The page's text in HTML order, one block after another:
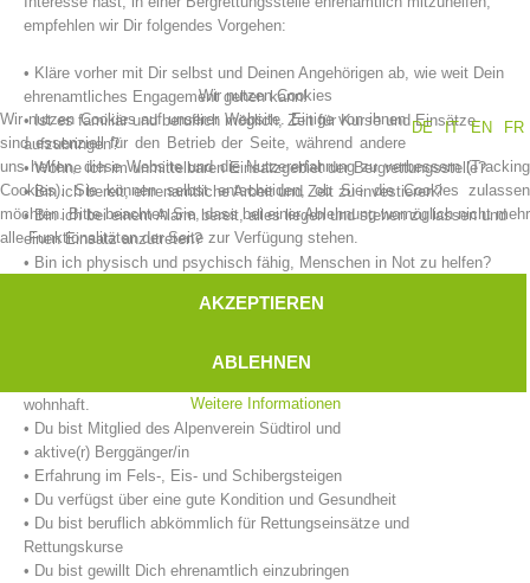
Bergrettungsstellen
empfehlen wir Dir folgendes Vorgehen:
• Kläre vorher mit Dir selbst und Deinen Angehörigen ab, wie weit Dein
ehrenamtliches Engagement gehen kann!
• Ist es familiär und beruflich möglich, Zeit für Kurse und Einsätze
aufzubringen?
• Wohne ich im unmittelbaren Einsatzgebiet der Bergrettungsstelle?
• Bin ich bereit, ehrenamtliche Arbeit und Zeit zu investieren?
• Bin ich bei einem Alarm bereit, alles liegen und stehen zu lassen und
einen Einsatz anzutreten?
• Bin ich physisch und psychisch fähig, Menschen in Not zu helfen?
Unsere Anforderungen an eine/n Bergretter/in:
• Du hast das 18. Lebensjahr vollendet.
wohnhaft.
• Du bist Mitglied des Alpenverein Südtirol und
• aktive(r) Berggänger/in
• Erfahrung im Fels-, Eis- und Schibergsteigen
• Du verfügst über eine gute Kondition und Gesundheit
• Du bist beruflich abkömmlich für Rettungseinsätze und
Rettungskurse
• Du bist gewillt Dich ehrenamtlich einzubringen
Wir nutzen Cookies
DE
IT EN FR
Wir nutzen Cookies auf unserer Website. Einige von ihnen
sind essenziell für den Betrieb der Seite, während andere
uns helfen, diese Website und die Nutzererfahrung zu verbessern (Tracking
Cookies). Sie können selbst entscheiden, ob Sie die Cookies zulassen
möchten. Bitte beachten Sie, dass bei einer Ablehnung womöglich nicht mehr
alle Funktionalitäten der Seite zur Verfügung stehen.
AKZEPTIEREN
ABLEHNEN
Weitere Informationen